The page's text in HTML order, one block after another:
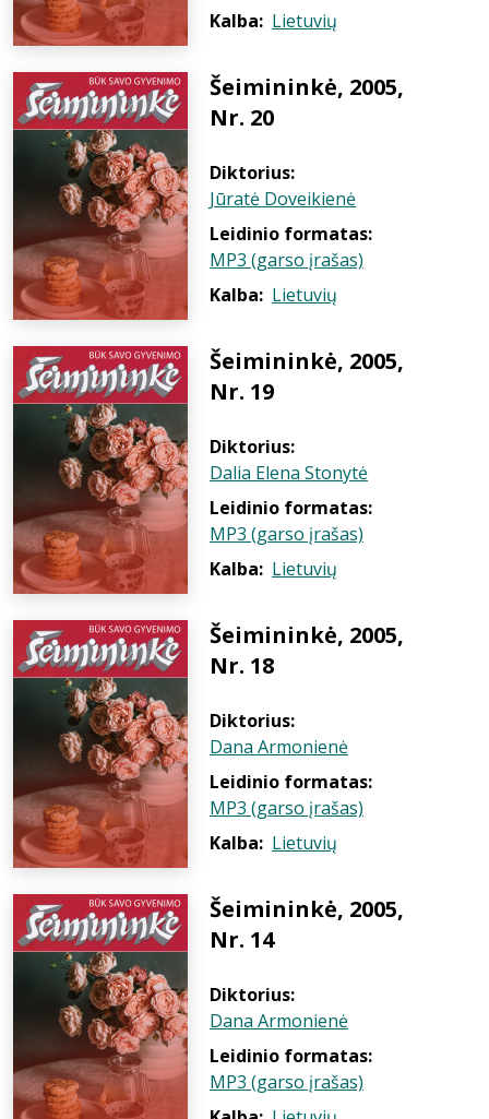
Kalba: Lietuvių
Šeimininkė, 2005,
Nr. 20
Diktorius:
Jūratė Doveikienė
Leidinio formatas:
MP3 (garso įrašas)
Kalba: Lietuvių
Šeimininkė, 2005,
Nr. 19
Diktorius:
Dalia Elena Stonytė
Leidinio formatas:
MP3 (garso įrašas)
Kalba: Lietuvių
Šeimininkė, 2005,
Nr. 18
Diktorius:
Dana Armonienė
Leidinio formatas:
MP3 (garso įrašas)
Kalba: Lietuvių
Šeimininkė, 2005,
Nr. 14
Diktorius:
Dana Armonienė
Leidinio formatas:
MP3 (garso įrašas)